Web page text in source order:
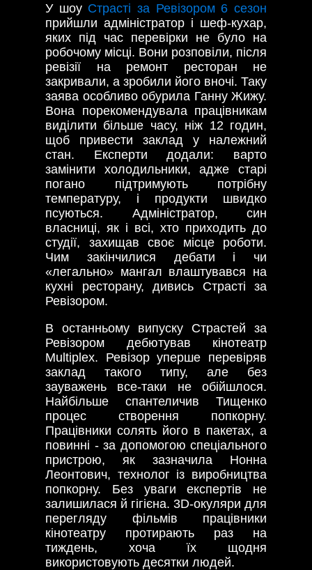
У шоу Страсті за Ревізором 6 сезон
прийшли адміністратор і шеф-кухар,
яких під час перевірки не було на
робочому місці. Вони розповіли, після
ревізії на ремонт ресторан не
закривали, а зробили його вночі. Таку
заява особливо обурила Ганну Жижу.
Вона порекомендувала працівникам
виділити більше часу, ніж 12 годин,
щоб привести заклад у належний
стан. Експерти додали: варто
замінити холодильники, адже старі
погано підтримують потрібну
температуру, і продукти швидко
псуються. Адміністратор, син
власниці, як і всі, хто приходить до
студії, захищав своє місце роботи.
Чим закінчилися дебати і чи
«легально» мангал влаштувався на
кухні ресторану, дивись Страсті за
Ревізором.
В останньому випуску Страстей за
Ревізором дебютував кінотеатр
Multiplex. Ревізор уперше перевіряв
заклад такого типу, але без
зауважень все-таки не обійшлося.
Найбільше спантеличив Тищенко
процес створення попкорну.
Працівники солять його в пакетах, а
повинні - за допомогою спеціального
пристрою, як зазначила Нонна
Леонтович, технолог із виробництва
попкорну. Без уваги експертів не
залишилася й гігієна. 3D-окуляри для
перегляду фільмів працівники
кінотеатру протирають раз на
тиждень, хоча їх щодня
використовують десятки людей.